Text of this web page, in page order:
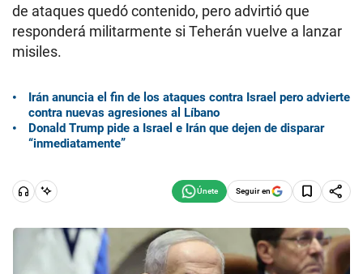
de ataques quedó contenido, pero advirtió que
responderá militarmente si Teherán vuelve a lanzar
misiles.
Irán anuncia el fin de los ataques contra Israel pero advierte
contra nuevas agresiones al Líbano
Donald Trump pide a Israel e Irán que dejen de disparar
“inmediatamente”
Seguir en